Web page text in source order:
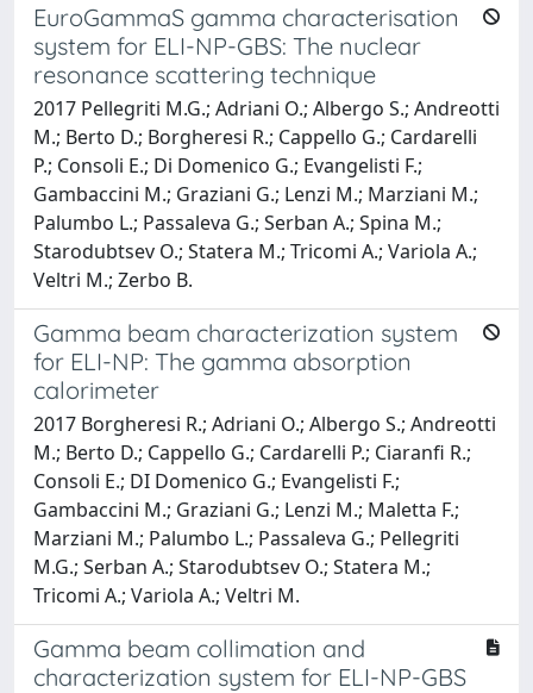
EuroGammaS gamma characterisation
system for ELI-NP-GBS: The nuclear
resonance scattering technique
2017 Pellegriti M.G.; Adriani O.; Albergo S.; Andreotti
M.; Berto D.; Borgheresi R.; Cappello G.; Cardarelli
P.; Consoli E.; Di Domenico G.; Evangelisti F.;
Gambaccini M.; Graziani G.; Lenzi M.; Marziani M.;
Palumbo L.; Passaleva G.; Serban A.; Spina M.;
Starodubtsev O.; Statera M.; Tricomi A.; Variola A.;
Veltri M.; Zerbo B.
Gamma beam characterization system
for ELI-NP: The gamma absorption
calorimeter
2017 Borgheresi R.; Adriani O.; Albergo S.; Andreotti
M.; Berto D.; Cappello G.; Cardarelli P.; Ciaranfi R.;
Consoli E.; DI Domenico G.; Evangelisti F.;
Gambaccini M.; Graziani G.; Lenzi M.; Maletta F.;
Marziani M.; Palumbo L.; Passaleva G.; Pellegriti
M.G.; Serban A.; Starodubtsev O.; Statera M.;
Tricomi A.; Variola A.; Veltri M.
Gamma beam collimation and
characterization system for ELI-NP-GBS